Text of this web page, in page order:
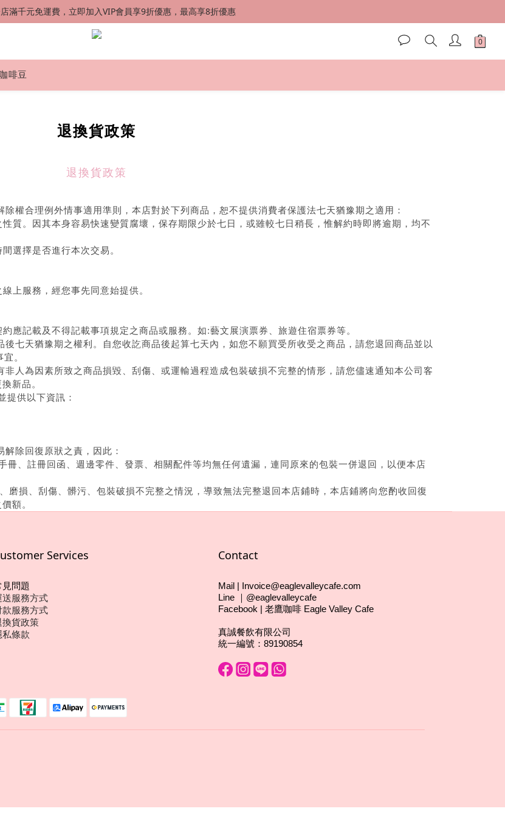
滿千元免運費，立即加入VIP會員享9折優惠，最高享8折優惠
滿千元免運費，立即加入VIP會員享9折優惠，最高享8折優惠
馬 SF EXPRESS 快速到貨 中國地區順丰配送（運費到付）
新會員首購加贈50元購物金
滿千元免運費，立即加入VIP會員享9折優惠，最高享8折優惠
啡豆
退換貨政策
退換貨政策
權合理例外情事適用準則，本店對於下列商品，恕不提供消費者保護法七天猶豫期之適用：
質。因其本身容易快速變質腐壞，保存期限少於七日，或雖較七日稍長，惟解約時即將逾期，均不
選擇是否進行本次交易。
上服務，經您事先同意始提供。
應記載及不得記載事項規定之商品或服務。如:藝文展演票券、旅遊住宿票券等。
七天猶豫期之權利。自您收訖商品後起算七天內，如您不願買受所收受之商品，請您退回商品並以
。
人為因素所致之商品損毀、刮傷、或運輸過程造成包裝破損不完整的情形，請您儘速通知本公司客
新品。
供以下資訊：
除回復原狀之責，因此：
、註冊回函、週邊零件、發票、相關配件等均無任何遺漏，連同原來的包裝一併退回，以便本店
磨損、刮傷、髒污、包裝破損不完整之情況，導致無法完整退回本店鋪時，本店鋪將向您酌收回復
額。
Services
見問題
送服務方式
款服務方式
換貨政策
私條款
Contact
Mail | Invoice@eaglevalleycafe.com
Line ｜@eaglevalleycafe
Facebook | 老鷹咖啡 Eagle Valley Cafe
真誠餐飲有限公司
統一編號：89190854